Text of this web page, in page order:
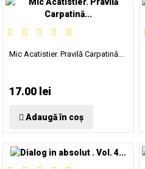
Mic Acatistier. Pravilă Carpatină...
17.00 lei
Adaugă în coș